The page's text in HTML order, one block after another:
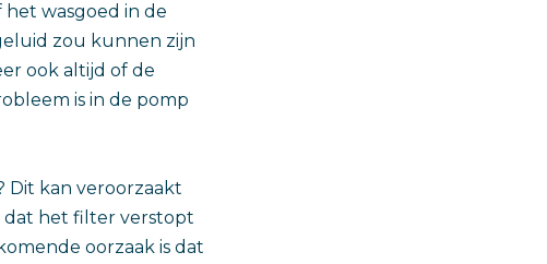
wasgoed in de
zou kunnen zijn
ook altijd of de
is in de pomp
Dit kan veroorzaakt
dat het filter verstopt
oorzaak is dat